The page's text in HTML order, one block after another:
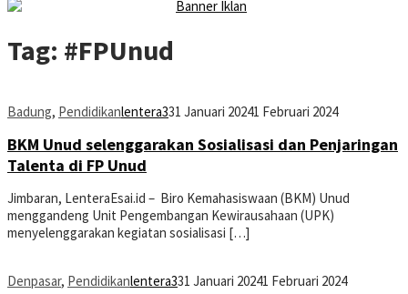
Tag: #FPUnud
Badung, Pendidikanlentera331 Januari 20241 Februari 2024
BKM Unud selenggarakan Sosialisasi dan Penjaringan
Talenta di FP Unud
Jimbaran, LenteraEsai.id – Biro Kemahasiswaan (BKM) Unud
menggandeng Unit Pengembangan Kewirausahaan (UPK)
menyelenggarakan kegiatan sosialisasi […]
Denpasar, Pendidikanlentera331 Januari 20241 Februari 2024